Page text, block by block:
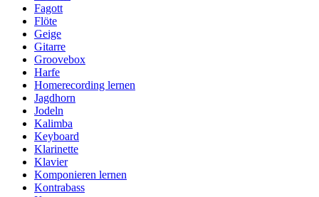
Fagott
Flöte
Geige
Gitarre
Groovebox
Harfe
Homerecording lernen
Jagdhorn
Jodeln
Kalimba
Keyboard
Klarinette
Klavier
Komponieren lernen
Kontrabass